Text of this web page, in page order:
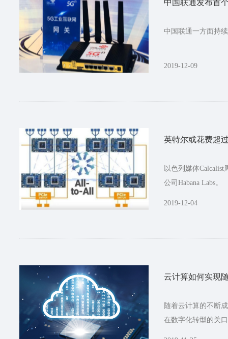
中国联通发布首
中国联通一方面持
2019-12-09
英特尔或花费超
以色列媒体
公司Habana Labs。
2019-12-04
云计算如何实现
随着云计算的不断
在数字化转型的关